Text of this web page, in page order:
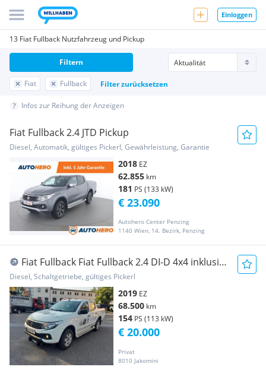
Einloggen
13 Fiat Fullback Nutzfahrzeug und Pickup
Fiat Fullback Filter zurücksetzen
Filtern
Infos zur Reihung der Anzeigen
Fiat Fullback 2.4 JTD Pickup
Diesel, Automatik, gültiges Pickerl, Gewährleistung, Garantie
2018 EZ
62.855 km
181 PS (133 kW)
Autohero Center Penzing
1140 Wien, 14. Bezirk, Penzing
€ 23.090
Fiat Fullback Fiat Fullback 2.4 DI-D 4x4 inklusive
Snoway-Schnee Pickup
Diesel, Schaltgetriebe, gültiges Pickerl
2019 EZ
68.500 km
154 PS (113 kW)
Privat
8010 Jakomini
€ 20.000